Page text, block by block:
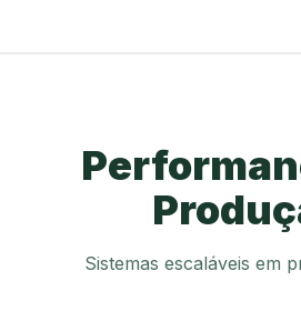
Sistemas escaláveis em